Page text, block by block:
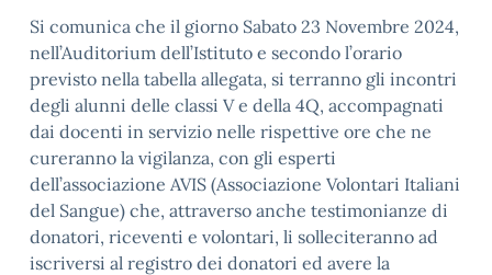
Si comunica che il giorno Sabato 23 Novembre 2024,
nell’Auditorium dell’Istituto e secondo l’orario
previsto nella tabella allegata, si terranno gli incontri
degli alunni delle classi V e della 4Q, accompagnati
dai docenti in servizio nelle rispettive ore che ne
cureranno la vigilanza, con gli esperti
dell’associazione AVIS (Associazione Volontari Italiani
del Sangue) che, attraverso anche testimonianze di
donatori, riceventi e volontari, li solleciteranno ad
iscriversi al registro dei donatori ed avere la